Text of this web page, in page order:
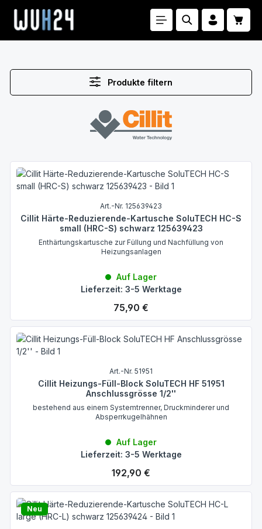
Zum Hauptinhalt springen
Produkte filtern
Art.-Nr. 125639423
Cillit Härte-Reduzierende-Kartusche SoluTECH HC-S
small (HRC-S) schwarz 125639423
Enthärtungskartusche zur Füllung und Nachfüllung von
Heizungsanlagen
Auf Lager
Lieferzeit: 3-5 Werktage
Regulärer Preis:
75,90 €
Art.-Nr. 51951
Cillit Heizungs-Füll-Block SoluTECH HF 51951
Anschlussgrösse 1/2''
bestehend aus einem Systemtrenner, Druckminderer und
Absperrkugelhähnen
Auf Lager
Lieferzeit: 3-5 Werktage
Regulärer Preis:
192,90 €
Neu